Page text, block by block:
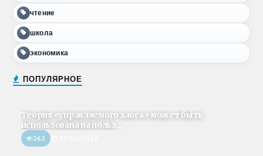
чтение
школа
экономика
ПОПУЛЯРНОЕ
Теория «управляемого хаоса» может быть
использована на польз...
262